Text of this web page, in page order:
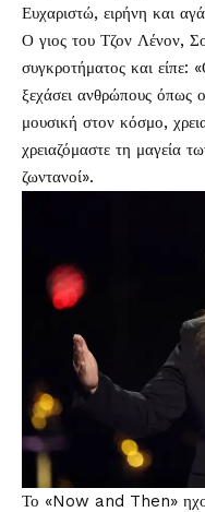
Ευχαριστώ, ειρήνη και
Ο γιος του Τζον Λένον,
συγκροτήματος και είπε:
ξεχάσει ανθρώπους όπως
μουσική στον κόσμο,
χρειαζόμαστε τη μαγεία
ζωντανοί».
Το «Now and Then»